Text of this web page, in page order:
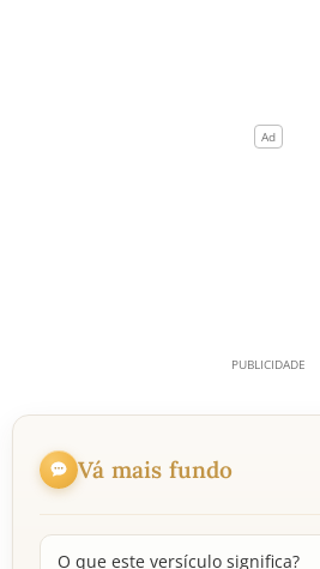
Vá mais fundo
O que este versículo significa?